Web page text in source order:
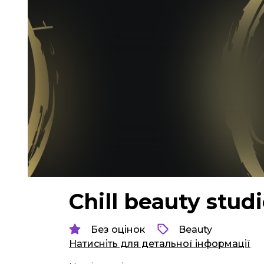
Chill beauty
Без оцінок
Beauty
Натисніть для детальної інформації